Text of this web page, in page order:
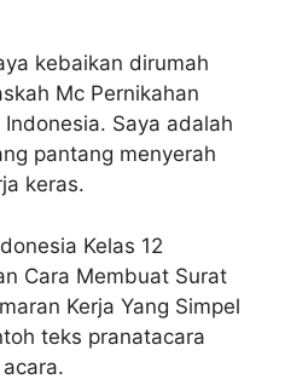
kebaikan dirumah
Mc Pernikahan
Saya adalah
pantang menyerah
keras.
Kelas 12
Cara Membuat Surat
Kerja Yang Simpel
teks pranatacara